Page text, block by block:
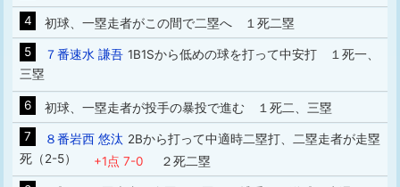
4
初球、一塁走者がこの間で二塁へ １死二塁
5
７番速水 謙吾 1B1Sから低めの球を打って中安打 １死一、
三塁
6
初球、一塁走者が投手の暴投で進む １死二、三塁
7
８番岩西 悠汰 2Bから打って中適時二塁打、二塁走者が走塁
死（2-5） +1点 7-0
２死二塁